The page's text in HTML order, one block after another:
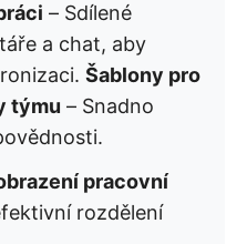
– Sdílené
a chat, aby
Šablony pro
týmu – Snadno
pracovní
rozdělení